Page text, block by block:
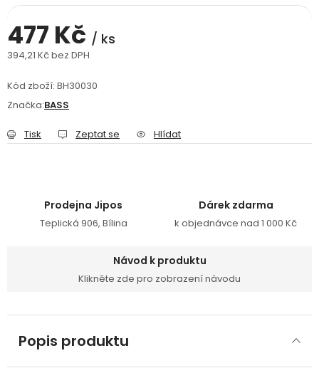
Doprava a platba
Reklamační formulář Odstoupení ve lhůtě 14 dní
Podmínky ochrany osobních údajů
477 Kč / ks
394,21 Kč bez DPH
Kód zboží: BH30030
Značka:BASS
Tisk Zeptat se Hlídat
Prodejna Jipos
Teplická 906, Bílina
Dárek zdarma
k objednávce nad 1 000 Kč
Návod k produktu
Klikněte zde pro zobrazení návodu
Popis produktu